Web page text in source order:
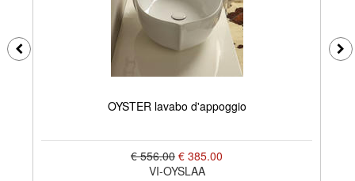
OYSTER lavabo d'appoggio
€ 556.00 € 385.00
VI-OYSLAA